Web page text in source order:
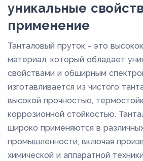
уникальные
применение
Танталовый пруток - это
материал, который обладает
свойствами и обширным
изготавливается из чистого
высокой прочностью,
коррозионной стойкостью.
широко применяются в
промышленности, включая
химической и аппаратной